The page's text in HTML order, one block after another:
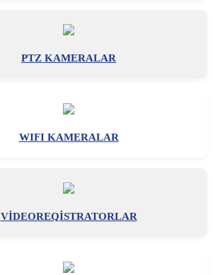
PTZ KAMERALAR
WIFI KAMERALAR
VİDEOREQİSTRATORLAR